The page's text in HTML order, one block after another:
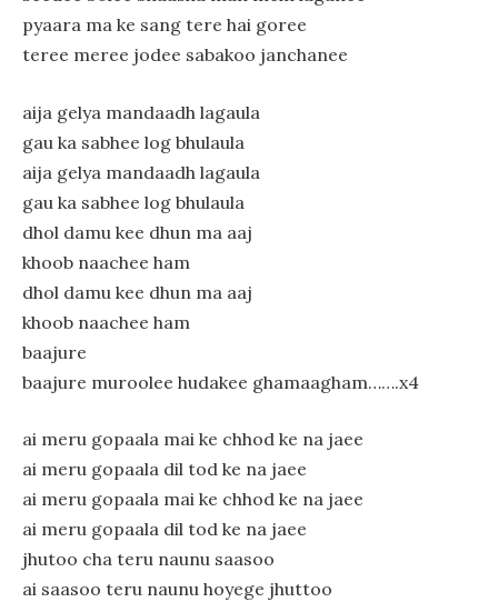
pyaara ma ke sang tere hai goree
teree meree jodee sabakoo janchanee
aija gelya mandaadh lagaula
gau ka sabhee log bhulaula
aija gelya mandaadh lagaula
gau ka sabhee log bhulaula
dhol damu kee dhun ma aaj
khoob naachee ham
dhol damu kee dhun ma aaj
khoob naachee ham
baajure
baajure muroolee hudakee ghamaagham…….x4
ai meru gopaala mai ke chhod ke na jaee
ai meru gopaala dil tod ke na jaee
ai meru gopaala mai ke chhod ke na jaee
ai meru gopaala dil tod ke na jaee
jhutoo cha teru naunu saasoo
ai saasoo teru naunu hoyege jhuttoo